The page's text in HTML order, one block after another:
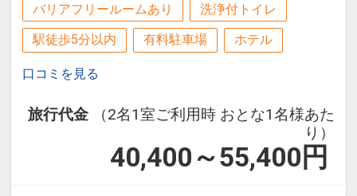
バリアフリールームあり 洗浄付トイレ
駅徒歩5分以内 有料駐車場 ホテル
口コミを見る
旅行代金
（2名1室ご利用時 おとな1名様あた
り）
40,400～55,400 円